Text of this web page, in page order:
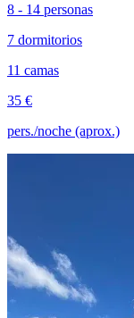
8 - 14 personas
7 dormitorios
11 camas
35 €
pers./noche (aprox.)